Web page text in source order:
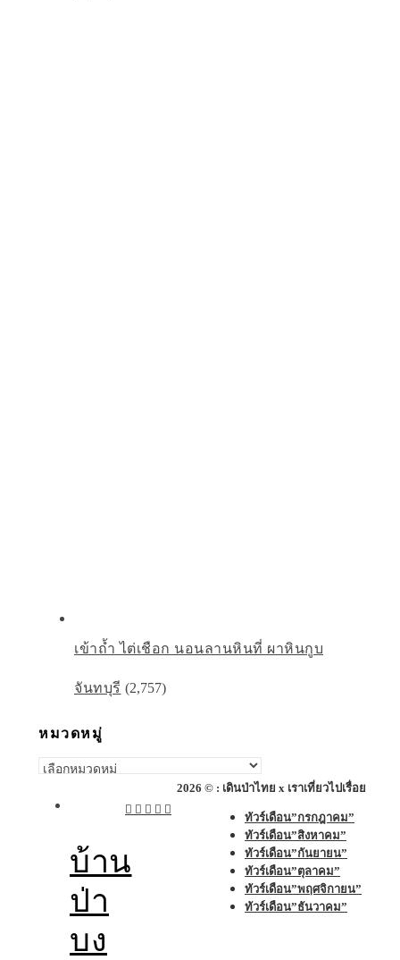
เข้าถ้ำ ไต่เชือก นอนลานหินที่ ผาหินกูบ
จันทบุรี (2,757)
หมวดหมู่
หมวด
บ้าน
ป่า
บง
2026 © : เดินป่าไทย x เราเที่ยวไปเรื่อย
ทัวร์เดือน”กรกฎาคม”
ทัวร์เดือน”สิงหาคม”
ทัวร์เดือน”กันยายน”
ทัวร์เดือน”ตุลาคม”
ทัวร์เดือน”พฤศจิกายน”
ทัวร์เดือน”ธันวาคม”